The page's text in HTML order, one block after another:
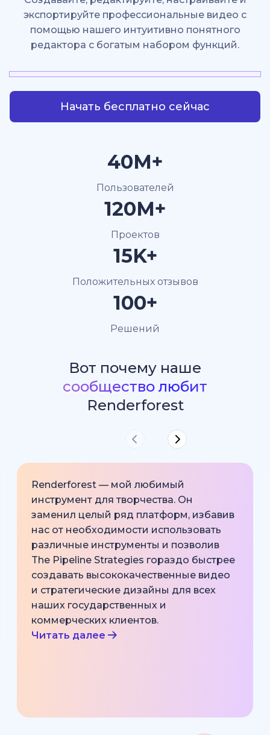
экспортируйте профессиональные видео с
помощью нашего интуитивно понятного
редактора с богатым набором функций.
Начать бесплатно сейчас
40M+
Пользователей
120M+
Проектов
15K+
Положительных отзывов
100+
Решений
Вот почему наше
сообщество любит
Renderforest
Renderforest — мой любимый
инструмент для творчества. Он
заменил целый ряд платформ, избавив
нас от необходимости использовать
различные инструменты и позволив
The Pipeline Strategies гораздо быстрее
создавать высококачественные видео
и стратегические дизайны для всех
наших государственных и
коммерческих клиентов.
Читать далее